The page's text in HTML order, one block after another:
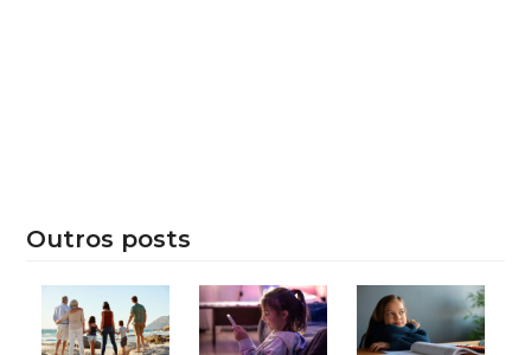
Outros posts